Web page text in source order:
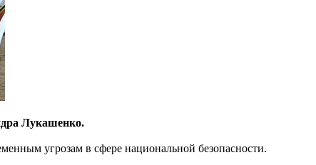
Лукашенко.
угрозам в сфере национальной безопасности.